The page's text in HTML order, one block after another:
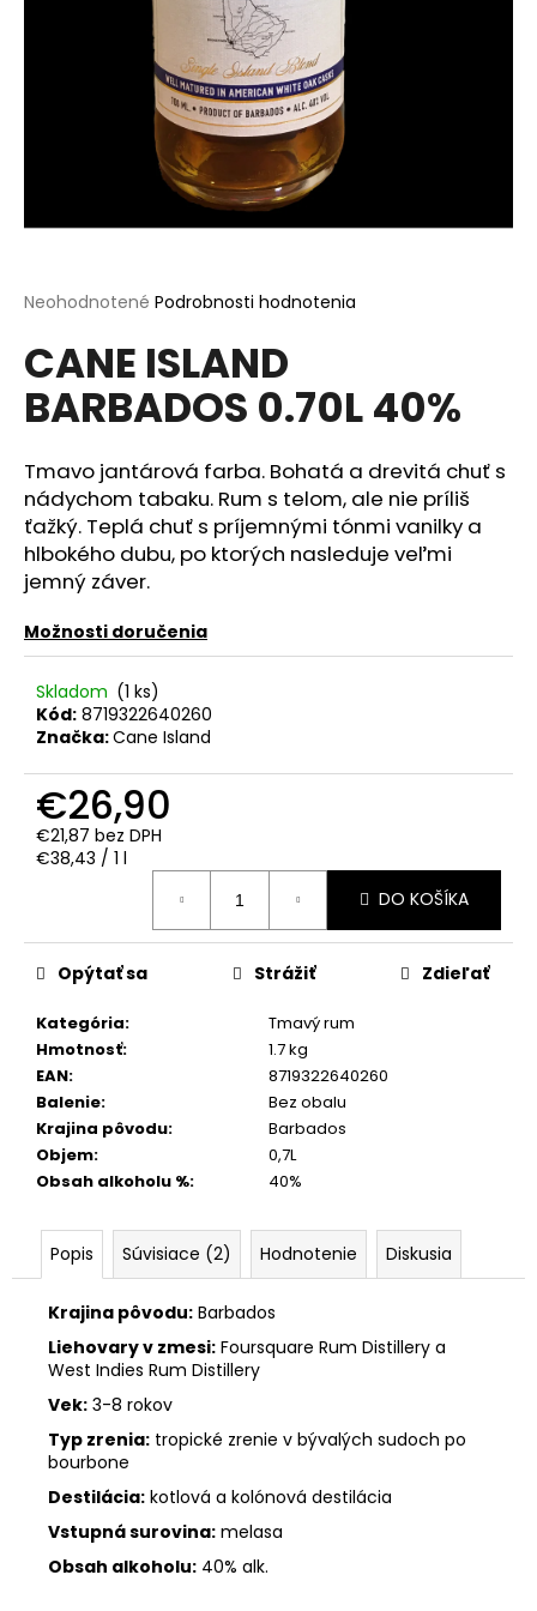
Priemerné
produktu
je
0,0
hviezdičiek.
Neohodnotené Podrobnosti hodnotenia
CANE ISLAND
BARBADOS 0.70L 40%
Tmavo jantárová farba. Bohatá a drevitá chuť s
nádychom tabaku. Rum s telom, ale nie príliš
ťažký. Teplá chuť s príjemnými tónmi vanilky a
hlbokého dubu, po ktorých nasleduje veľmi
jemný záver.
Možnosti doručenia
Skladom (1 ks)
Kód: 8719322640260
Značka:Cane Island
€26,90
€21,87 bez DPH
Jednotková
€38,43 / 1 l
DO KOŠÍKA
Kategória:
Tmavý rum
Hmotnosť:
1.7 kg
EAN:
8719322640260
Balenie:
Bez obalu
Krajina pôvodu:
Barbados
Objem:
0,7L
Obsah alkoholu %: 40%
Opýtať sa Strážiť Zdieľať
Popis Súvisiace (2) Hodnotenie Diskusia
Krajina pôvodu: Barbados
Liehovary v zmesi: Foursquare Rum Distillery a
West Indies Rum Distillery
Vek: 3-8 rokov
Typ zrenia: tropické zrenie v bývalých sudoch po
bourbone
Destilácia: kotlová a kolónová destilácia
Vstupná surovina: melasa
Obsah alkoholu: 40% alk.
O
d
o
r
ú
č
a
m
e
PROSECCO
CASA
COLLER
EXTRA
DRY
0.75L
11.5%
€7,50